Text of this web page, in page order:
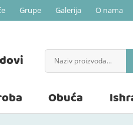
Grupe Galerija O nama
Obuća